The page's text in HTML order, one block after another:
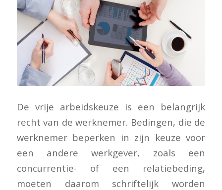
De vrije arbeidskeuze is een belangrijk
recht van de werknemer. Bedingen, die de
werknemer beperken in zijn keuze voor
een andere werkgever, zoals een
concurrentie- of een relatiebeding,
moeten daarom schriftelijk worden